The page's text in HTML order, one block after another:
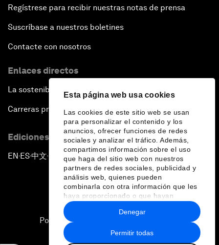
Esta página web usa cookies
Las cookies de este sitio web se usan
para personalizar el contenido y los
anuncios, ofrecer funciones de redes
sociales y analizar el tráfico. Además,
compartimos información sobre el uso
que haga del sitio web con nuestros
partners de redes sociales, publicidad y
análisis web, quienes pueden
combinarla con otra información que les
haya proporcionado o que hayan
recopilado a partir del uso que haya
hecho de sus servicios.
Permitir todas
Denegar
Regístrese para recibir nuestras notas de prensa
Suscríbase a nuestros boletines
Contacte con nosotros
Enlaces directos
La sostenibilidad en el Foro
Carreras profesionales
Ediciones en otros idiomas
EN ▪ES▪中文▪ 日本語
Política de privacidad y normas de uso
Sitemap